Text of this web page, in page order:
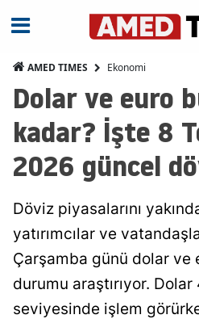
AMED TIMES Ekonomi
Dolar ve euro
kadar? İşte 8
2026 güncel
Döviz piyasalarını
yatırımcılar ve
Çarşamba günü dolar ve
durumu araştırıyor.
seviyesinde işlem